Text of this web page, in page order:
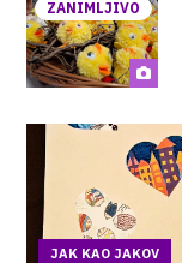
ZANIMLJIVO
JAK KAO JAKOV